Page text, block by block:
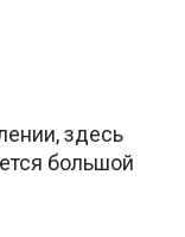
здесь
большой